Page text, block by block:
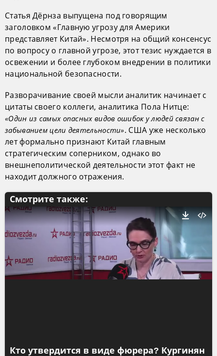
Статья Дёрнза выпущена под говорящим
заголовком «Главную угрозу для Америки
представляет Китай». Несмотря на общий консенсус
по вопросу о главной угрозе, этот тезис нуждается в
освежении и более глубоком внедрении в политики
национальной безопасности.
Разворачивание своей мысли аналитик начинает с
цитаты своего коллеги, аналитика Пола Нитце:
«Один из самых опасных видов ошибок у людей связан с
забыванием цели деятельности». США уже несколько
лет формально признают Китай главным
стратегическим соперником, однако во
внешнеполитической деятельности этот факт не
находит должного отражения.
Смотрите также:
Кто утвердится в виде фюрера? Кургинян